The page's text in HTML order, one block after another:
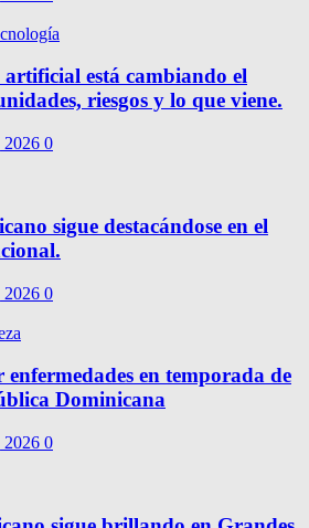
está cambiando el
riesgos y lo que viene.
2026 0
sigue destacándose en el
2026 0
en temporada de
Dominicana
2026 0